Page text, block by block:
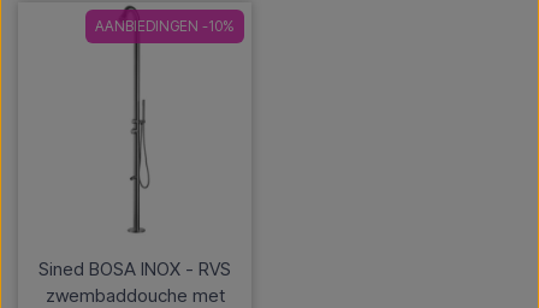
AANBIEDINGEN -10%
Sined BOSA INOX - RVS
zwembaddouche met